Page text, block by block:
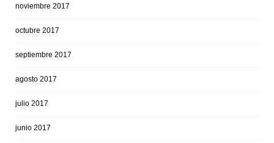
noviembre 2017
octubre 2017
septiembre 2017
agosto 2017
julio 2017
junio 2017